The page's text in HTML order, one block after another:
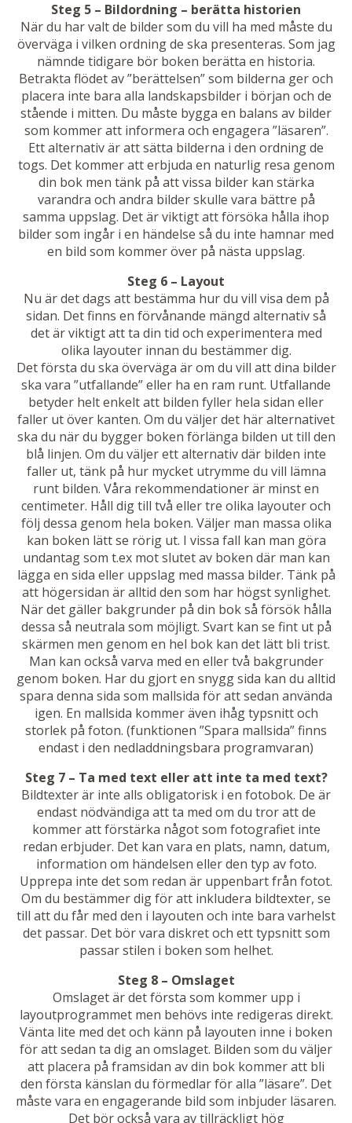
Steg 5 – Bildordning – berätta historien
När du har valt de bilder som du vill ha med måste du
överväga i vilken ordning de ska presenteras. Som jag
nämnde tidigare bör boken berätta en historia.
Betrakta flödet av ”berättelsen” som bilderna ger och
placera inte bara alla landskapsbilder i början och de
stående i mitten. Du måste bygga en balans av bilder
som kommer att informera och engagera ”läsaren”.
Ett alternativ är att sätta bilderna i den ordning de
togs. Det kommer att erbjuda en naturlig resa genom
din bok men tänk på att vissa bilder kan stärka
varandra och andra bilder skulle vara bättre på
samma uppslag. Det är viktigt att försöka hålla ihop
bilder som ingår i en händelse så du inte hamnar med
en bild som kommer över på nästa uppslag.
Steg 6 – Layout
Nu är det dags att bestämma hur du vill visa dem på
sidan. Det finns en förvånande mängd alternativ så
det är viktigt att ta din tid och experimentera med
olika layouter innan du bestämmer dig.
Det första du ska överväga är om du vill att dina bilder
ska vara ”utfallande” eller ha en ram runt. Utfallande
betyder helt enkelt att bilden fyller hela sidan eller
faller ut över kanten. Om du väljer det här alternativet
ska du när du bygger boken förlänga bilden ut till den
blå linjen. Om du väljer ett alternativ där bilden inte
faller ut, tänk på hur mycket utrymme du vill lämna
runt bilden. Våra rekommendationer är minst en
centimeter. Håll dig till två eller tre olika layouter och
följ dessa genom hela boken. Väljer man massa olika
kan boken lätt se rörig ut. I vissa fall kan man göra
undantag som t.ex mot slutet av boken där man kan
lägga en sida eller uppslag med massa bilder. Tänk på
att högersidan är alltid den som har högst synlighet.
När det gäller bakgrunder på din bok så försök hålla
dessa så neutrala som möjligt. Svart kan se fint ut på
skärmen men genom en hel bok kan det lätt bli trist.
Man kan också varva med en eller två bakgrunder
genom boken. Har du gjort en snygg sida kan du alltid
spara denna sida som mallsida för att sedan använda
igen. En mallsida kommer även ihåg typsnitt och
storlek på foton. (funktionen ”Spara mallsida” finns
endast i den nedladdningsbara programvaran)
Steg 7 – Ta med text eller att inte ta med text?
Bildtexter är inte alls obligatorisk i en fotobok. De är
endast nödvändiga att ta med om du tror att de
kommer att förstärka något som fotografiet inte
redan erbjuder. Det kan vara en plats, namn, datum,
information om händelsen eller den typ av foto.
Upprepa inte det som redan är uppenbart från fotot.
Om du bestämmer dig för att inkludera bildtexter, se
till att du får med den i layouten och inte bara varhelst
det passar. Det bör vara diskret och ett typsnitt som
passar stilen i boken som helhet.
Steg 8 – Omslaget
Omslaget är det första som kommer upp i
layoutprogrammet men behövs inte redigeras direkt.
Vänta lite med det och känn på layouten inne i boken
för att sedan ta dig an omslaget. Bilden som du väljer
att placera på framsidan av din bok kommer att bli
den första känslan du förmedlar för alla ”läsare”. Det
måste vara en engagerande bild som inbjuder läsaren.
Det bör också vara av tillräckligt hög